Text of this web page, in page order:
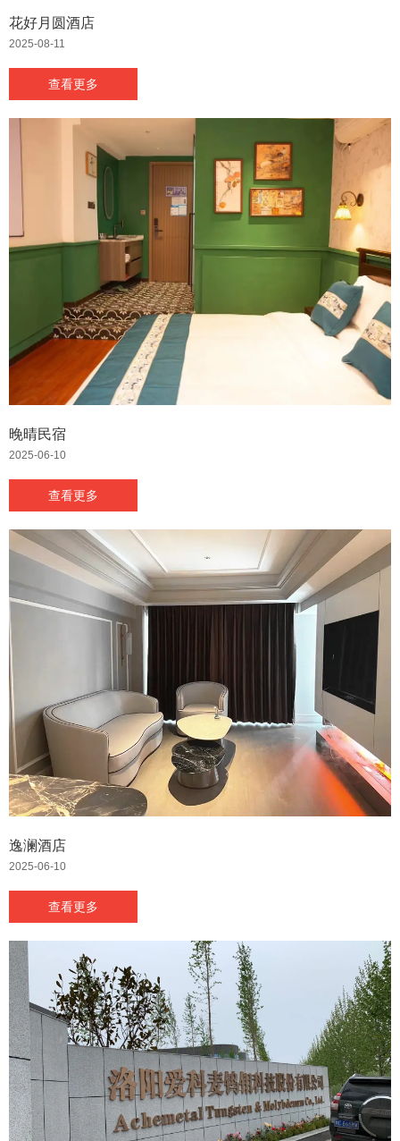
花好月圆酒店
2025-08-11
查看更多
晚晴民宿
2025-06-10
查看更多
逸澜酒店
2025-06-10
查看更多